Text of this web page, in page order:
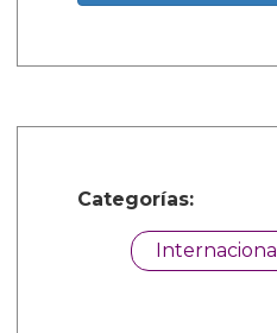
Categorías:
Internacional